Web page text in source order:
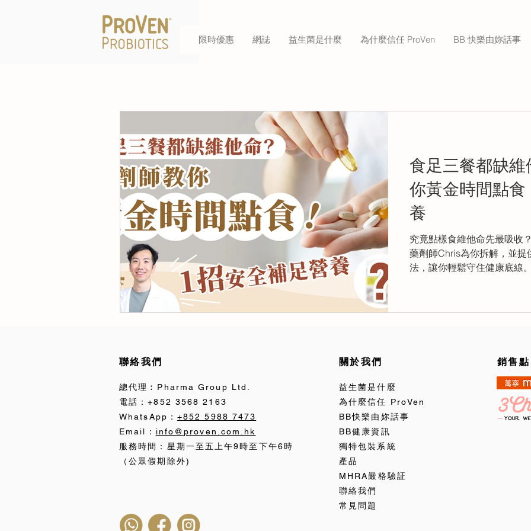
限時優惠 網誌 益生菌是什麼 為什麼信任 ProVen BB 快樂由妳話事
食足三餐都缺
你黃金時間點
養
究竟點樣食維他命先最吸收？
藥劑師Chris為你拆解，並
法，讓你輕鬆守住健康底線
聯絡我們
總代理︰Pharma Group Ltd.
電話：+852 3568 2163
WhatsApp： +852 5988 7473
Email： info@proven.com.hk
服務時間：星期一至五上午9時至下午6時
（公眾假期除外)
關於我們
益生菌是什麼
為什麼信任 ProVen
BB快樂由妳話事
BB健康資訊
獨特包裝系統
產品
MHRA嚴格驗証
聯絡我們
常見問題
銷售點